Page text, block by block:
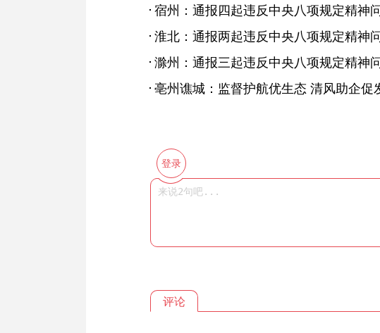
宿州：通报四起违反中央八项规定精神
淮北：通报两起违反中央八项规定精神
滁州：通报三起违反中央八项规定精神
亳州谯城：监督护航优生态 清风助企促
登录
评论